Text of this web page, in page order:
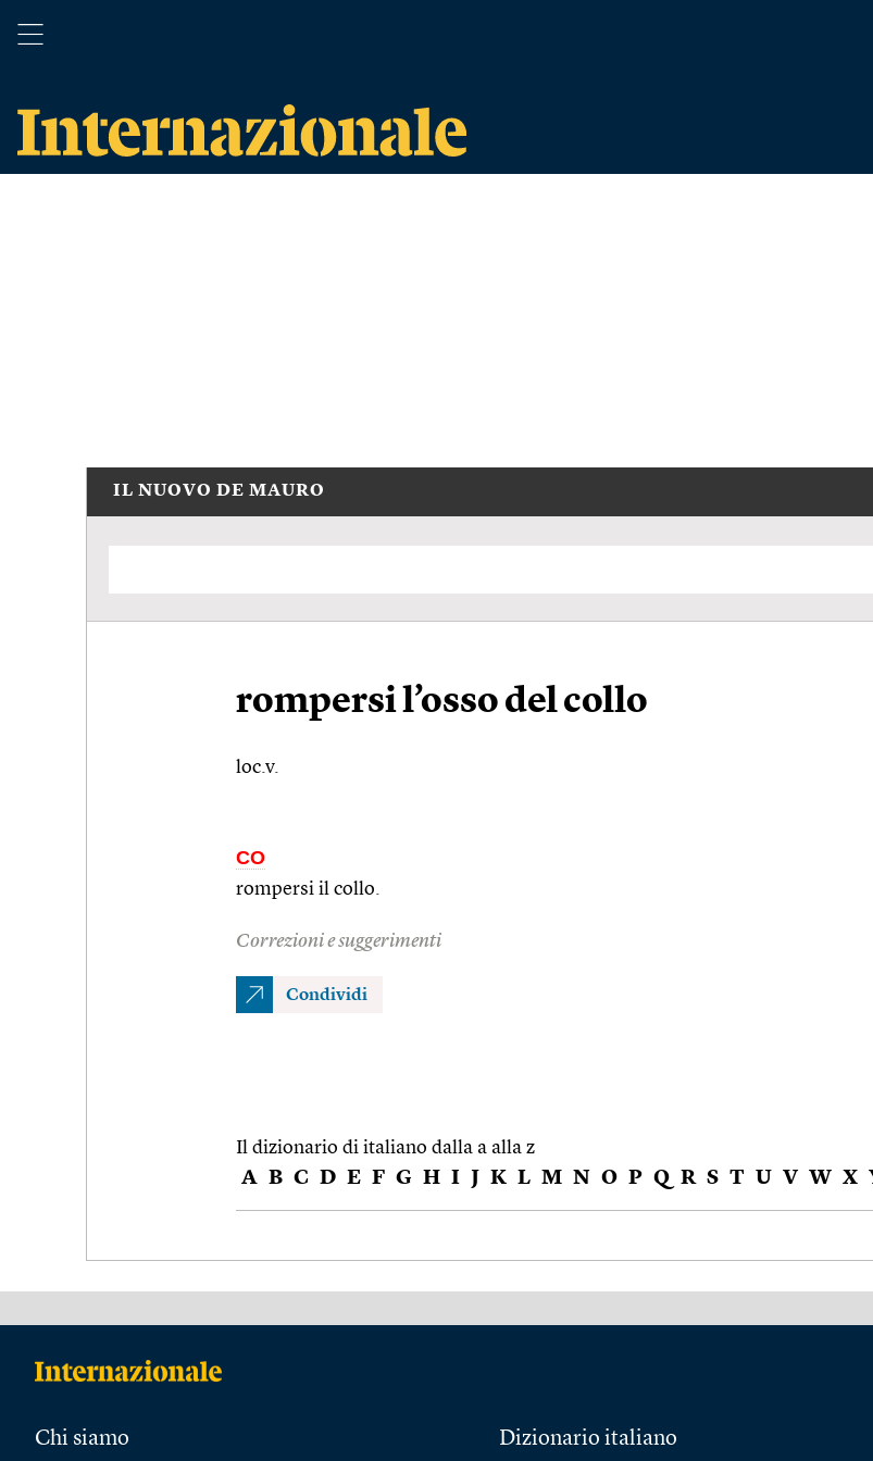
IL NUOVO DE MAURO
rompersi l’osso del collo
loc.v.
CO
rompersi il collo.
Correzioni e suggerimenti
Condividi
Il dizionario di italiano dalla a alla z
A B C D E F G H I J K L M N O P Q R S T U V W X
Chi siamo Dizionario italiano